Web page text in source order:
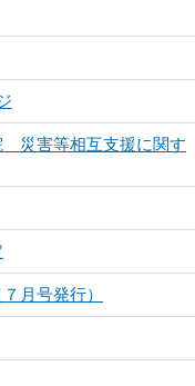
災害等相互支援に関す
月号発行）